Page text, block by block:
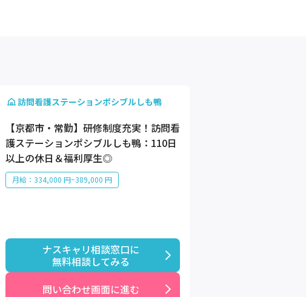
訪問看護ステーションポシブルしも鴨
【京都市・常勤】研修制度充実！訪問看
護ステーションポシブルしも鴨：110日
以上の休日＆福利厚生◎
月給：334,000 円~389,000 円
ナスキャリ相談窓口に
無料相談してみる
問い合わせ画面に進む